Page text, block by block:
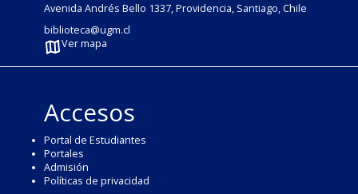
Avenida Andrés Bello 1337, Providencia, Santiago, Chile
biblioteca@ugm.cl
Ver mapa
Accesos
Portal de Estudiantes
Portales
Admisión
Políticas de privacidad